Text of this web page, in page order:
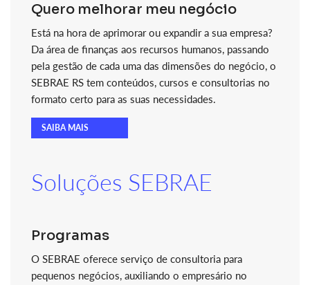
Quero melhorar meu negócio
Está na hora de aprimorar ou expandir a sua empresa?
Da área de finanças aos recursos humanos, passando
pela gestão de cada uma das dimensões do negócio, o
SEBRAE RS tem conteúdos, cursos e consultorias no
formato certo para as suas necessidades.
SAIBA MAIS
Soluções SEBRAE
Programas
O SEBRAE oferece serviço de consultoria para
pequenos negócios, auxiliando o empresário no